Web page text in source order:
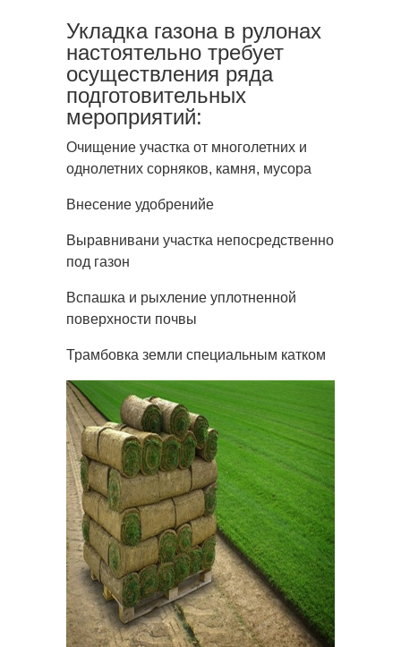
Укладка газона в рулонах
настоятельно требует
осуществления ряда
подготовительных
мероприятий:
Очищение участка от многолетних и
однолетних сорняков, камня, мусора
Внесение удобренийе
Выравнивани участка непосредственно
под газон
Вспашка и рыхление уплотненной
поверхности почвы
Трамбовка земли специальным катком